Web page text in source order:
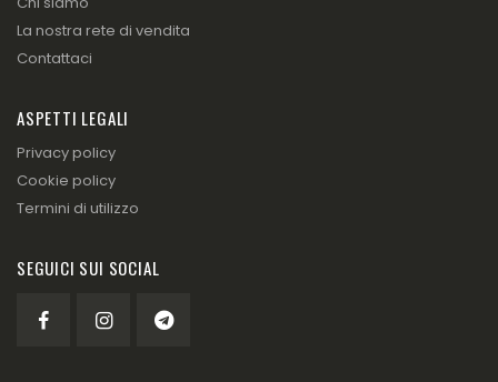
La nostra rete di vendita
Contattaci
ASPETTI LEGALI
Privacy policy
Cookie policy
Termini di utilizzo
SEGUICI SUI SOCIAL